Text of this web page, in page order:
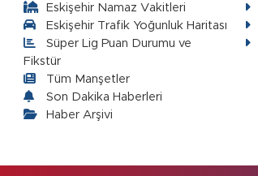
Eskişehir Namaz Vakitleri
Eskişehir Trafik Yoğunluk Haritası
Süper Lig Puan Durumu ve
Fikstür
Tüm Manşetler
Son Dakika Haberleri
Haber Arşivi